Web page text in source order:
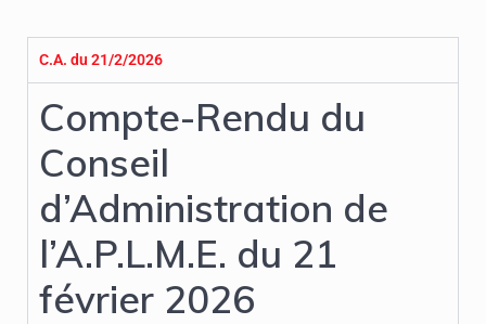
C.A. du 21/2/2026
Compte-Rendu du
Conseil
d’Administration de
l’A.P.L.M.E. du 21
février 2026